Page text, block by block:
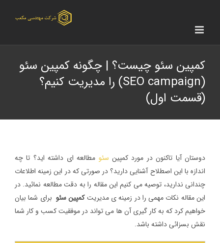
content
کمپین سئو چیست؟ | چگونه کمپین سئو
(SEO campaign) را مدیریت کنیم؟
(قسمت اول)
دوستان آیا تاکنون در مورد کمپین سئو مطالعه ای داشته اید؟ تا چه
اندازه با این اصطلاح آشنایی دارید؟ در صورتی که در این زمینه اطلاعات
چندانی ندارید، توصیه می کنیم این مقاله را به دقت مطالعه نمائید. در
این مقاله نکات مهمی را در زمینه ی مدیریتکمپین سئوبرای شما بیان
خواهیم کرد که به کار گیری آن ها می تواند در موفقیت کسب و کار شما
نقش بسزائی داشته باشد.